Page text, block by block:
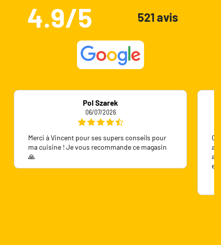
4.9/5 521 avis
Pol Szarek
06/07/2026
Merci à Vincent pour ses supers conseils pour
ma cuisine ! Je vous recommande ce magasin
🙏